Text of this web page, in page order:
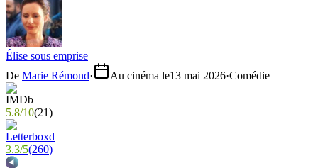
Élise sous emprise
De Marie Rémond· Au cinéma le13 mai 2026·Comédie
5.8/10(21)
3.3/5(260)